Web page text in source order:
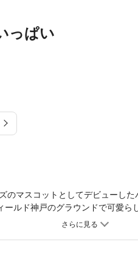
っぱい
のマスコットとしてデビューし
ルド神戸のグラウンドで可愛ら
トを多数掲載。PIXIVで発表さ
からは「これは売れる!!」との